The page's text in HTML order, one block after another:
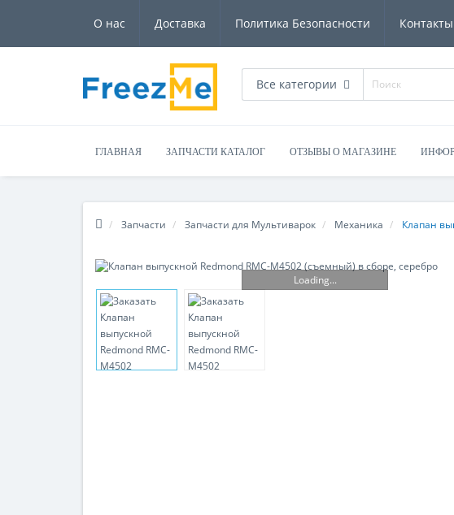
О нас Доставка Политика Безопасности Контакты
Все категории
ГЛАВНАЯ ЗАПЧАСТИ КАТАЛОГ ОТЗЫВЫ О МАГАЗИНЕ
Запчасти Запчасти для Мультиварок Механика Клапан
Loading...